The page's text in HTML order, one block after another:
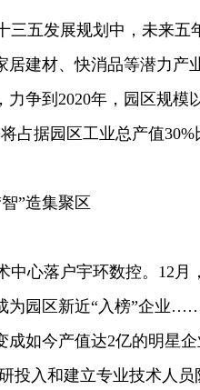
五发展规划中，未来五
居建材、快消品等潜力产
争到2020年，园区规模
占据园区工业总产值30%
”造集聚区
心落户宇环数控。12月
为园区新近“入榜”企业
如今产值达2亿的明星
投入和建立专业技术人员